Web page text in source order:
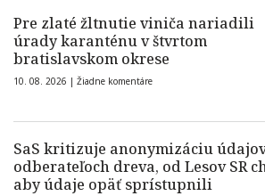
Pre zlaté žltnutie viniča nariadili
úrady karanténu v štvrtom
bratislavskom okrese
10. 08. 2026 | Žiadne komentáre
SaS kritizuje anonymizáciu
odberateľoch dreva, od Lesov SR
aby údaje opäť sprístupnili